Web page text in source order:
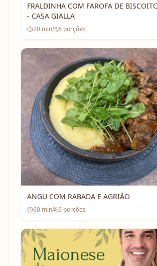
FRALDINHA COM FAROFA DE
- CASA GIALLA
20 min 6 porções
ANGU COM RABADA E AGRIÃO
60 min 6 porções